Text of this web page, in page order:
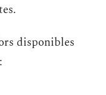
disponibles